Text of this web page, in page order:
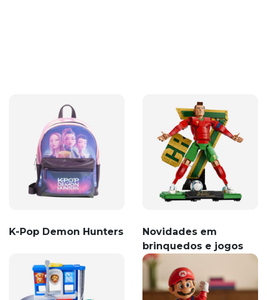
K-Pop Demon Hunters
Novidades em
brinquedos e jogos